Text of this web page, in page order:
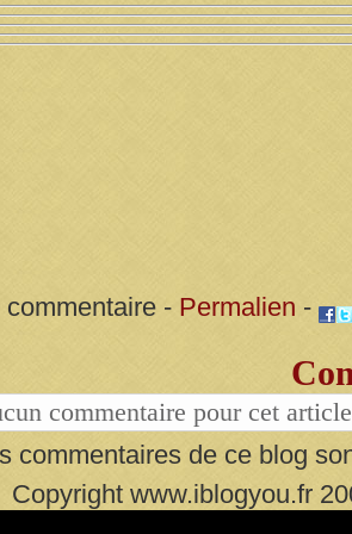
commentaire - Permalien -
commentaire pour cet article
commentaires de ce blog
Copyright www.iblogyou.fr